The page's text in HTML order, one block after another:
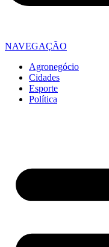
NAVEGAÇÃO
Agronegócio
Cidades
Esporte
Política